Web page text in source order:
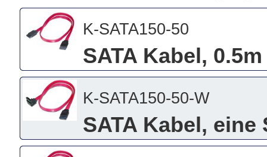
K-SATA150-50
SATA Kabel, 0.5m
K-SATA150-50-W
SATA Kabel,